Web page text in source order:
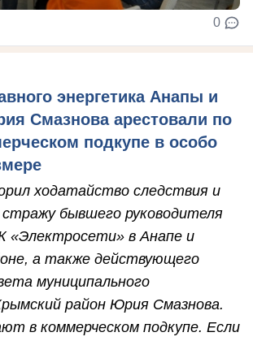
0
энергетика Анапы и
Смазнова арестовали по
подкупе в особо
ходатайство следствия и
бывшего руководителя
«Электросети» в Анапе и
а также действующего
муниципального
район Юрия Смазнова.
в коммерческом подкупе. Если